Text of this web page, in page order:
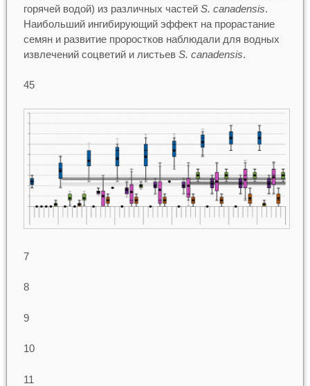
горячей водой) из различных частей S. canadensis.
Наибольший ингибирующий эффект на прорастание
семян и развитие проростков наблюдали для водных
извлечений соцветий и листьев S. canadensis.
45
7
8
9
10
11